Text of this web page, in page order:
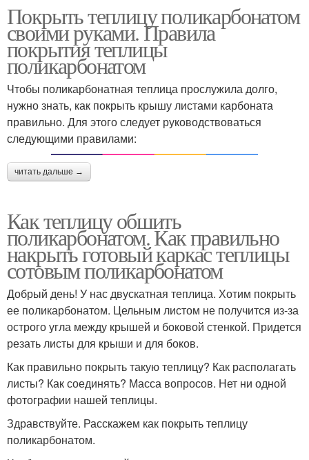
Покрыть теплицу поликарбонатом
своими руками. Правила
покрытия теплицы
поликарбонатом
Чтобы поликарбонатная теплица прослужила долго,
нужно знать, как покрыть крышу листами карбоната
правильно. Для этого следует руководствоваться
следующими правилами:
читать дальше →
Как теплицу обшить
поликарбонатом. Как правильно
накрыть готовый каркас теплицы
сотовым поликарбонатом
Добрый день! У нас двускатная теплица. Хотим покрыть
ее поликарбонатом. Цельным листом не получится из-за
острого угла между крышей и боковой стенкой. Придется
резать листы для крыши и для боков.
Как правильно покрыть такую теплицу? Как располагать
листы? Как соединять? Масса вопросов. Нет ни одной
фотографии нашей теплицы.
Здравствуйте. Расскажем как покрыть теплицу
поликарбонатом.